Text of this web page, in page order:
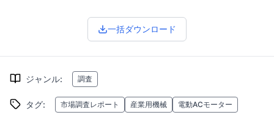
一括ダウンロード
ジャンル: 調査
タグ: 市場調査レポート 産業用機械 電動ACモーター